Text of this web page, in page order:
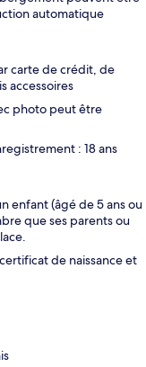
automatique
carte de crédit, de
accessoires
photo peut être
: 18 ans
enfant (âgé de 5 ans ou
que ses parents ou
de naissance et